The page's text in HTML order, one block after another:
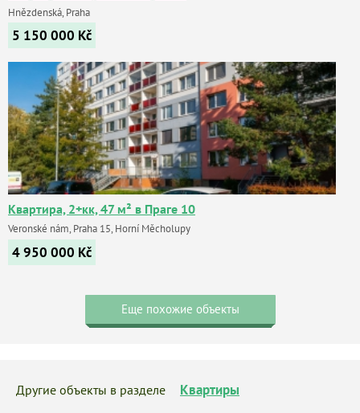
Hnězdenská, Praha
5 150 000 Kč
Квартира, 2+кк, 47 м² в Праге 10
Veronské nám, Praha 15, Horní Měcholupy
4 950 000 Kč
Еще похожие объекты
Другие объекты в разделе Квартиры